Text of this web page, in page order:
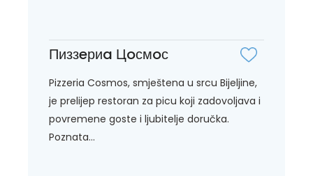
Пиззeриa Цoсмoс
Pizzeria Cosmos, smještena u srcu Bijeljine,
je prelijep restoran za picu koji zadovoljava i
povremene goste i ljubitelje doručka.
Poznata...